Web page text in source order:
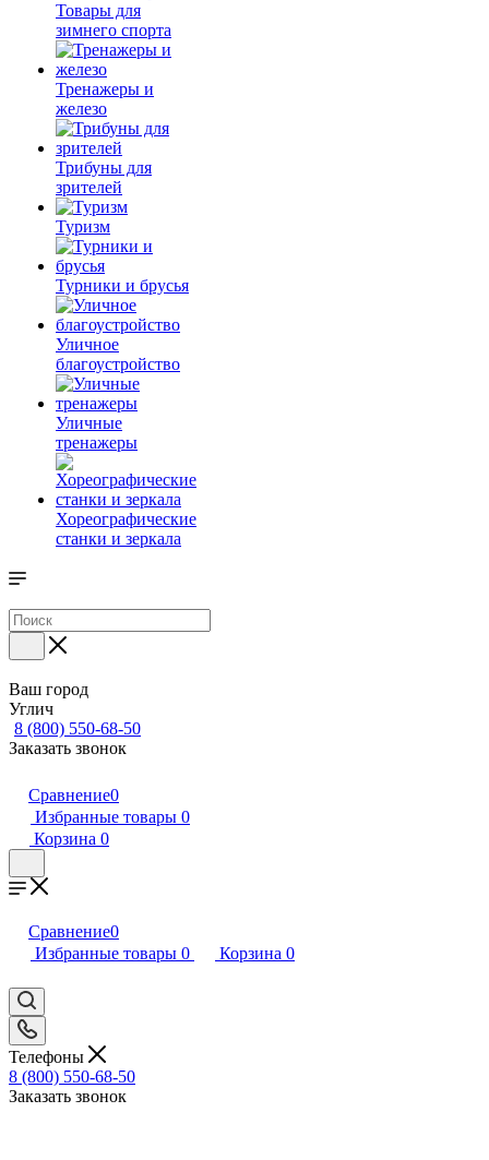
Товары для
зимнего спорта
Тренажеры и
железо
Трибуны для
зрителей
Туризм
Турники и брусья
Уличное
благоустройство
Уличные
тренажеры
Хореографические
станки и зеркала
Ваш город
Углич
8 (800) 550-68-50
Заказать звонок
Сравнение0
Избранные товары 0
Корзина 0
Сравнение0
Избранные товары 0 Корзина 0
Телефоны
8 (800) 550-68-50
Заказать звонок